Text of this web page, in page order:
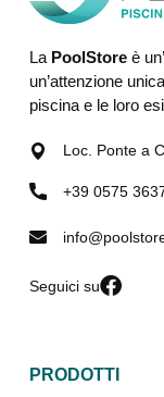
La PoolStoreè
un’attenzione
piscina e le loro
Loc. Ponte a
+39 0575
Seguici su
PRODOTTI